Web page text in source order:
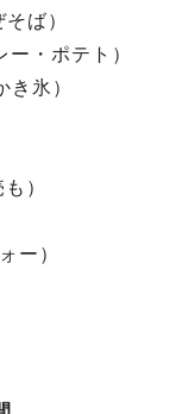
ば）
ー・ポテト）
き氷）
）
ー）